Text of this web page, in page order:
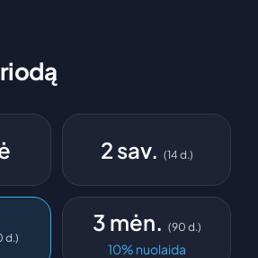
2 sav. (14 d.)
d.)
3 mėn. (90 d.)
10% nuolaida